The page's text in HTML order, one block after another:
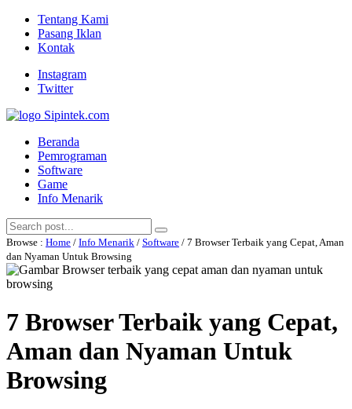
Tentang Kami
Pasang Iklan
Kontak
Instagram
Twitter
Beranda
Pemrograman
Software
Game
Info Menarik
Browse : Home / Info Menarik / Software / 7 Browser Terbaik yang Cepat, Aman
dan Nyaman Untuk Browsing
7 Browser Terbaik yang Cepat,
Aman dan Nyaman Untuk
Browsing